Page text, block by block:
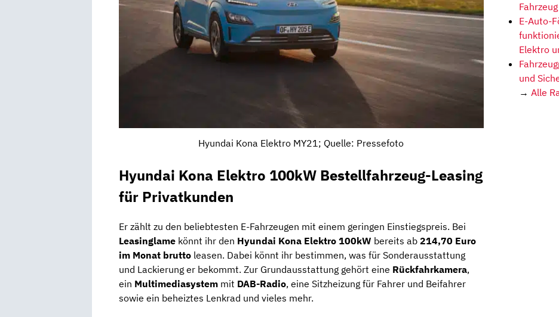
Hyundai Kona Elektro MY21; Quelle: Pressefoto
Hyundai Kona Elektro 100kW Bestellfahrzeug-Leasing
für Privatkunden
Er zählt zu den beliebtesten E-Fahrzeugen mit einem geringen Einstiegspreis. Bei
Leasinglame könnt ihr den Hyundai Kona Elektro 100kW bereits ab 214,70 Euro
im Monat brutto leasen. Dabei könnt ihr bestimmen, was für Sonderausstattung
und Lackierung er bekommt. Zur Grundausstattung gehört eine Rückfahrkamera,
ein Multimediasystem mit DAB-Radio, eine Sitzheizung für Fahrer und Beifahrer
sowie ein beheiztes Lenkrad und vieles mehr.
E-Auto-
Elektro
und
→ Alle